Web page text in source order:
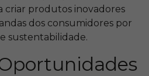
criar produtos inovadores
dos consumidores por
sustentabilidade.